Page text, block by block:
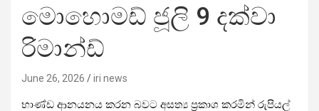
මොහොමඩ් ජූලි 9 දක්වා
රිමාන්ඩ්
June 26, 2026 iri news
භාණ්ඩ ආනයනය කරන බවට අසත්‍ය ප්‍රකාශ කරමින් රුපියල්